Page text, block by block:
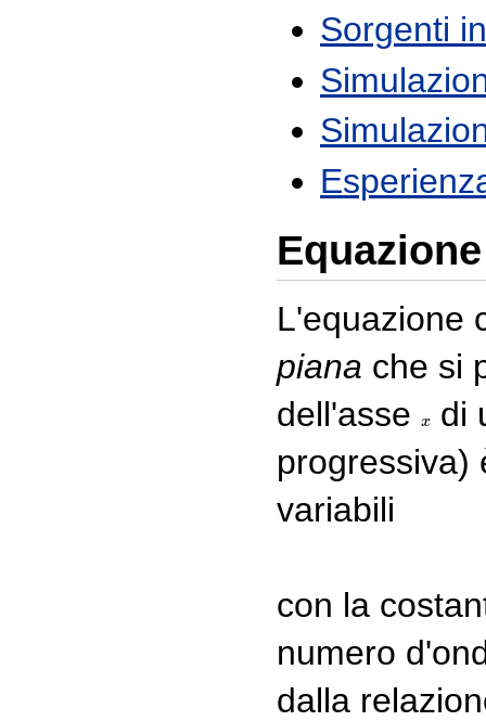
Sorgenti
L'equazione
piana che si
dell'asse
x
x
di
progressiva)
variabili
con la
numero
dalla